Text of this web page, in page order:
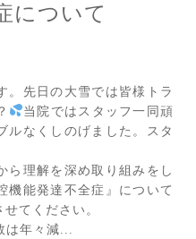
について
。先日の大雪では皆様トラ
当院ではスタッフ一同頑
ルなくしのげました。スタ
ら理解を深め取り組みをし
機能発達不全症』について
てください。
は年々減...